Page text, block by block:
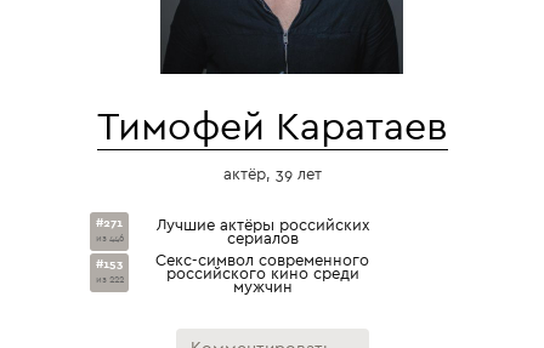
Тимофей Каратаев
актёр, 39 лет
#271
из 446
Лучшие актёры российских
сериалов
#153
из 222
Секс-символ современного
российского кино среди
мужчин